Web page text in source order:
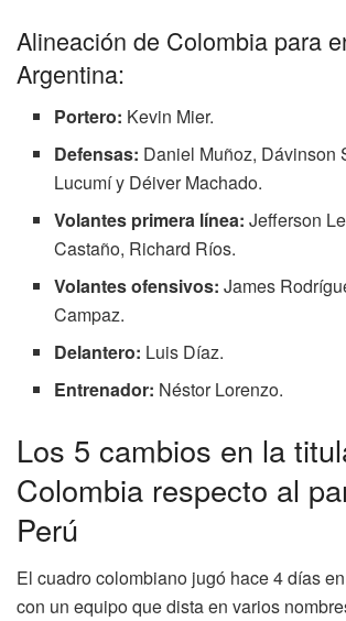
Alineación de Colombia para
Argentina:
Portero: Kevin Mier.
Defensas: Daniel Muñoz, Dávinson
Lucumí y Déiver Machado.
Volantes primera línea: Jefferson
Castaño, Richard Ríos.
Volantes ofensivos: James
Campaz.
Delantero: Luis Díaz.
Entrenador: Néstor Lorenzo.
Los 5 cambios en la
Colombia respecto al
Perú
El cuadro colombiano jugó hace 4 días
con un equipo que dista en varios